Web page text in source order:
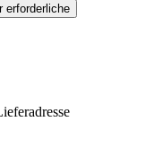
erforderliche